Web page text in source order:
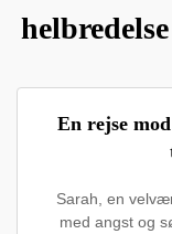
En rejse
Sarah, en
med angst og